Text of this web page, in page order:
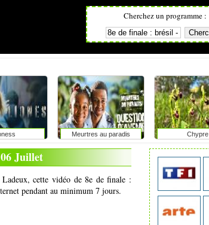
Cherchez un programme :
Meurtres au paradis Chypre
Juillet
cette vidéo de 8e de finale :
pendant au minimum 7 jours.